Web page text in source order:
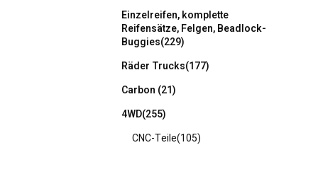
Einzelreifen, komplette
Reifensätze, Felgen, Beadlock-
Buggies(229)
Räder Trucks(177)
Carbon (21)
4WD(255)
CNC-Teile(105)